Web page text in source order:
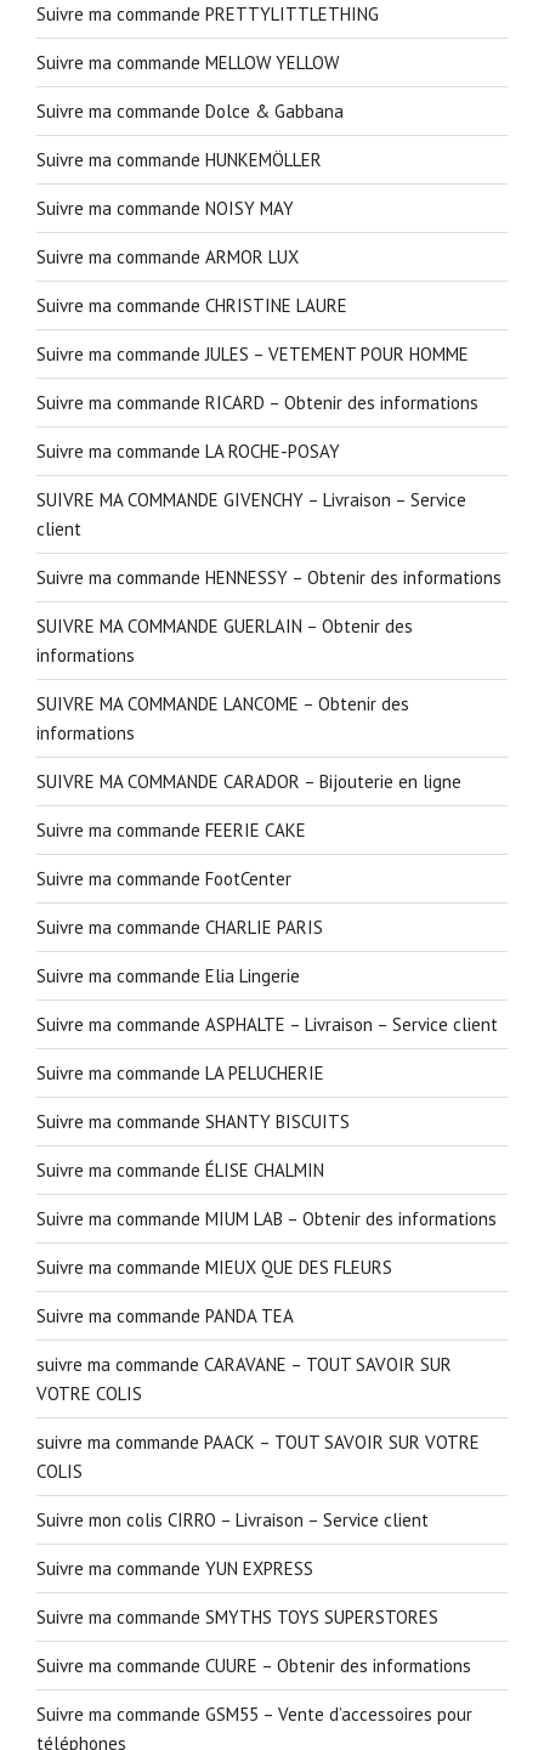
Suivre ma commande PRETTYLITTLETHING
Suivre ma commande MELLOW YELLOW
Suivre ma commande Dolce & Gabbana
Suivre ma commande HUNKEMÖLLER
Suivre ma commande NOISY MAY
Suivre ma commande ARMOR LUX
Suivre ma commande CHRISTINE LAURE
Suivre ma commande JULES – VETEMENT POUR HOMME
Suivre ma commande RICARD – Obtenir des informations
Suivre ma commande LA ROCHE-POSAY
SUIVRE MA COMMANDE GIVENCHY – Livraison – Service
client
Suivre ma commande HENNESSY – Obtenir des informations
SUIVRE MA COMMANDE GUERLAIN – Obtenir des
informations
SUIVRE MA COMMANDE LANCOME – Obtenir des
informations
SUIVRE MA COMMANDE CARADOR – Bijouterie en ligne
Suivre ma commande FEERIE CAKE
Suivre ma commande FootCenter
Suivre ma commande CHARLIE PARIS
Suivre ma commande Elia Lingerie
Suivre ma commande ASPHALTE – Livraison – Service client
Suivre ma commande LA PELUCHERIE
Suivre ma commande SHANTY BISCUITS
Suivre ma commande ÉLISE CHALMIN
Suivre ma commande MIUM LAB – Obtenir des informations
Suivre ma commande MIEUX QUE DES FLEURS
Suivre ma commande PANDA TEA
suivre ma commande CARAVANE – TOUT SAVOIR SUR
VOTRE COLIS
suivre ma commande PAACK – TOUT SAVOIR SUR VOTRE
COLIS
Suivre mon colis CIRRO – Livraison – Service client
Suivre ma commande YUN EXPRESS
Suivre ma commande SMYTHS TOYS SUPERSTORES
Suivre ma commande CUURE – Obtenir des informations
Suivre ma commande GSM55 – Vente d’accessoires pour
téléphones